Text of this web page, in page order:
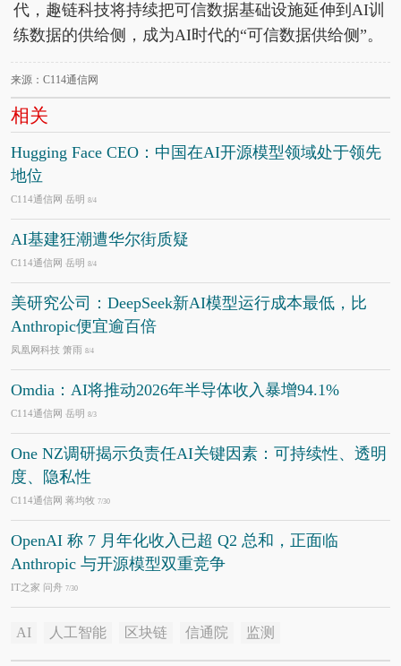
代，趣链科技将持续把可信数据基础设施延伸到AI训
练数据的供给侧，成为AI时代的“可信数据供给侧”。
来源：C114通信网
相关
Hugging Face CEO：中国在AI开源模型领域处于领先
地位
C114通信网 岳明 8/4
AI基建狂潮遭华尔街质疑
C114通信网 岳明 8/4
美研究公司：DeepSeek新AI模型运行成本最低，比
Anthropic便宜逾百倍
凤凰网科技 箫雨 8/4
Omdia：AI将推动2026年半导体收入暴增94.1%
C114通信网 岳明 8/3
One NZ调研揭示负责任AI关键因素：可持续性、透明
度、隐私性
C114通信网 蒋均牧 7/30
OpenAI 称 7 月年化收入已超 Q2 总和，正面临
Anthropic 与开源模型双重竞争
IT之家 问舟 7/30
AI 人工智能 区块链 信通院 监测